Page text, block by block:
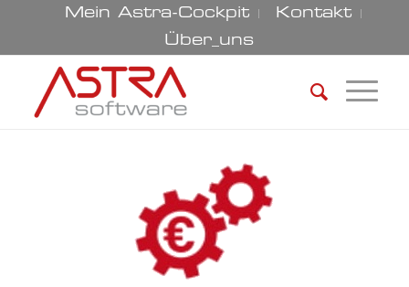
Mein Astra-Cockpit
Kontakt
Über_uns